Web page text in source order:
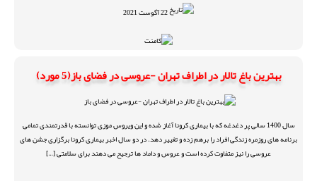
22 آگوست 2021
بهترین باغ تالار در اطراف تهران -عروسی در فضای باز(5 مورد)
سال 1400 سالی پر دغدغه که با بیماری کرونا آغاز شده و این ویروس موزی توانسته با قدرتمندی تمامی
برنامه های روزمره زندگی افراد را برهم زده و تغییر دهد. در دو سال اخبر بیماری کرونا برگزاری جشن های
عروسی را نیز متفاوت کرده است و عروس و داماد ها ترجیح می دهند برای سلامتی […]